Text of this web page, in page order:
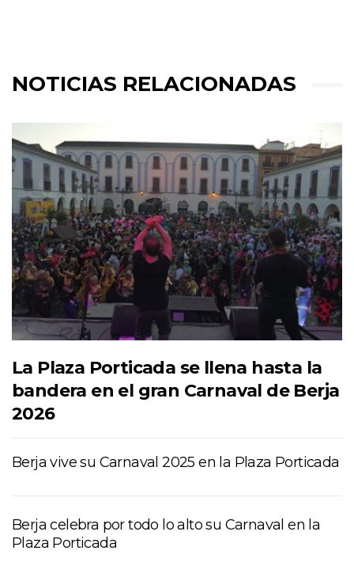
NOTICIAS RELACIONADAS
La Plaza Porticada se llena hasta la
bandera en el gran Carnaval de Berja
2026
Berja vive su Carnaval 2025 en la Plaza Porticada
Berja celebra por todo lo alto su Carnaval en la
Plaza Porticada